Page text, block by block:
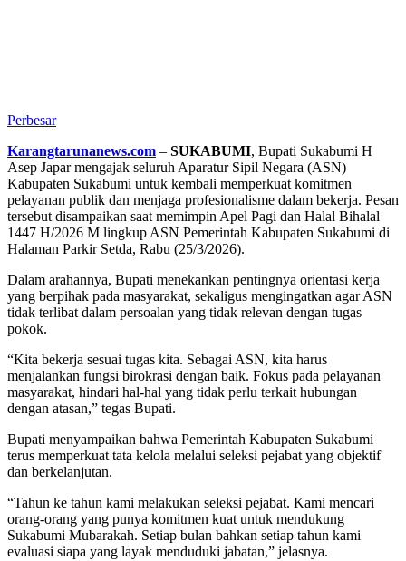
Perbesar
Karangtarunanews.com – SUKABUMI, Bupati Sukabumi H
Asep Japar mengajak seluruh Aparatur Sipil Negara (ASN)
Kabupaten Sukabumi untuk kembali memperkuat komitmen
pelayanan publik dan menjaga profesionalisme dalam bekerja. Pesan
tersebut disampaikan saat memimpin Apel Pagi dan Halal Bihalal
1447 H/2026 M lingkup ASN Pemerintah Kabupaten Sukabumi di
Halaman Parkir Setda, Rabu (25/3/2026).
Dalam arahannya, Bupati menekankan pentingnya orientasi kerja
yang berpihak pada masyarakat, sekaligus mengingatkan agar ASN
tidak terlibat dalam persoalan yang tidak relevan dengan tugas
pokok.
“Kita bekerja sesuai tugas kita. Sebagai ASN, kita harus
menjalankan fungsi birokrasi dengan baik. Fokus pada pelayanan
masyarakat, hindari hal-hal yang tidak perlu terkait hubungan
dengan atasan,” tegas Bupati.
Bupati menyampaikan bahwa Pemerintah Kabupaten Sukabumi
terus memperkuat tata kelola melalui seleksi pejabat yang objektif
dan berkelanjutan.
“Tahun ke tahun kami melakukan seleksi pejabat. Kami mencari
orang-orang yang punya komitmen kuat untuk mendukung
Sukabumi Mubarakah. Setiap bulan bahkan setiap tahun kami
evaluasi siapa yang layak menduduki jabatan,” jelasnya.